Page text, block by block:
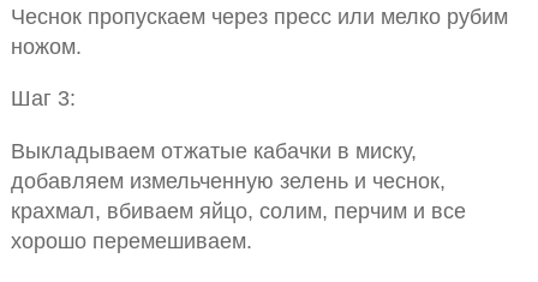
Чеснок пропускаем через пресс или мелко рубим
ножом.
Шаг 3:
Выкладываем отжатые кабачки в миску,
добавляем измельченную зелень и чеснок,
крахмал, вбиваем яйцо, солим, перчим и все
хорошо перемешиваем.